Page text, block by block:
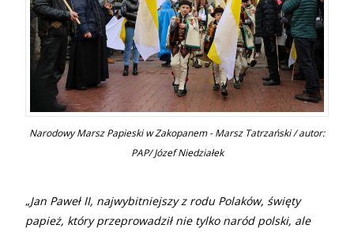
Narodowy Marsz Papieski w Zakopanem - Marsz Tatrzański / autor:
PAP/ Józef Niedziałek
„Jan Paweł II, najwybitniejszy z rodu Polaków, święty
papież, który przeprowadził nie tylko naród polski, ale